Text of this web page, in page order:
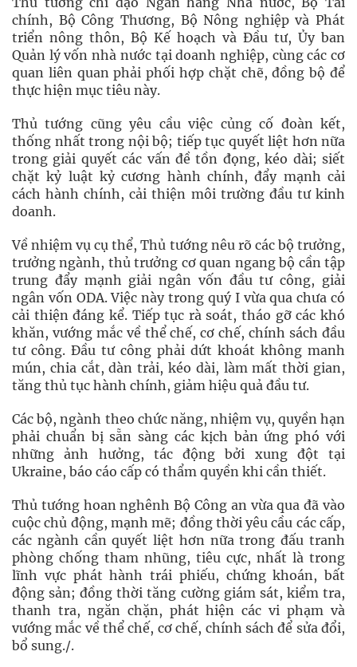
chính, Bộ Công Thương, Bộ Nông nghiệp và Phát
triển nông thôn, Bộ Kế hoạch và Đầu tư, Ủy ban
Quản lý vốn nhà nước tại doanh nghiệp, cùng các cơ
quan liên quan phải phối hợp chặt chẽ, đồng bộ để
thực hiện mục tiêu này.
Thủ tướng cũng yêu cầu việc củng cố đoàn kết,
thống nhất trong nội bộ; tiếp tục quyết liệt hơn nữa
trong giải quyết các vấn đề tồn đọng, kéo dài; siết
chặt kỷ luật kỷ cương hành chính, đẩy mạnh cải
cách hành chính, cải thiện môi trường đầu tư kinh
doanh.
Về nhiệm vụ cụ thể, Thủ tướng nêu rõ các bộ trưởng,
trưởng ngành, thủ trưởng cơ quan ngang bộ cần tập
trung đẩy mạnh giải ngân vốn đầu tư công, giải
ngân vốn ODA. Việc này trong quý I vừa qua chưa có
cải thiện đáng kể. Tiếp tục rà soát, tháo gỡ các khó
khăn, vướng mắc về thể chế, cơ chế, chính sách đầu
tư công. Đầu tư công phải dứt khoát không manh
mún, chia cắt, dàn trải, kéo dài, làm mất thời gian,
tăng thủ tục hành chính, giảm hiệu quả đầu tư.
Các bộ, ngành theo chức năng, nhiệm vụ, quyền hạn
phải chuẩn bị sẵn sàng các kịch bản ứng phó với
những ảnh hưởng, tác động bởi xung đột tại
Ukraine, báo cáo cấp có thẩm quyền khi cần thiết.
Thủ tướng hoan nghênh Bộ Công an vừa qua đã vào
cuộc chủ động, mạnh mẽ; đồng thời yêu cầu các cấp,
các ngành cần quyết liệt hơn nữa trong đấu tranh
phòng chống tham nhũng, tiêu cực, nhất là trong
lĩnh vực phát hành trái phiếu, chứng khoán, bất
động sản; đồng thời tăng cường giám sát, kiểm tra,
thanh tra, ngăn chặn, phát hiện các vi phạm và
vướng mắc về thể chế, cơ chế, chính sách để sửa đổi,
bổ sung./.